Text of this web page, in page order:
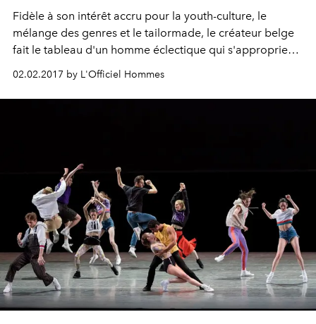
Fidèle à son intérêt accru pour la youth-culture, le
mélange des genres et le tailormade, le créateur belge
fait le tableau d'un homme éclectique qui s'approprie
les essentiels masculins pour les formater de manière
singulière. Pour son premier défilé à NYC, Raf Simons
orchestre évidemment quelques clins d'oeil à la société
02.02.2017 by L'Officiel Hommes